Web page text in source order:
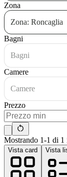
Zona
Zona: Roncaglia
Bagni
Bagni
Camere
Camere
Prezzo
Mostrando 1-1 di
Vista card Vista